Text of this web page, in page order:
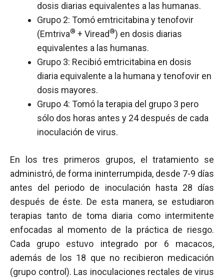
dosis diarias equivalentes a las humanas.
Grupo 2: Tomó emtricitabina y tenofovir
(Emtriva® + Viread®) en dosis diarias
equivalentes a las humanas.
Grupo 3: Recibió emtricitabina en dosis
diaria equivalente a la humana y tenofovir en
dosis mayores.
Grupo 4: Tomó la terapia del grupo 3 pero
sólo dos horas antes y 24 después de cada
inoculación de virus.
En los tres primeros grupos, el tratamiento se
administró, de forma ininterrumpida, desde 7-9 días
antes del periodo de inoculación hasta 28 días
después de éste. De esta manera, se estudiaron
terapias tanto de toma diaria como intermitente
enfocadas al momento de la práctica de riesgo.
Cada grupo estuvo integrado por 6 macacos,
además de los 18 que no recibieron medicación
(grupo control). Las inoculaciones rectales de virus